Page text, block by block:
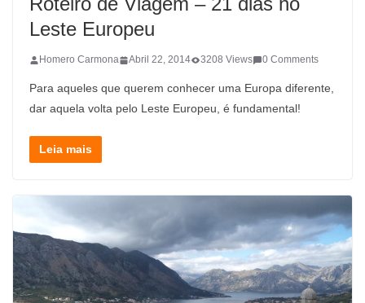
Leste Europeu
Homero Carmona Abril 22, 2014 3208 Views 0 Comments
Para aqueles que querem conhecer uma Europa diferente,
dar aquela volta pelo Leste Europeu, é fundamental!
Leia mais